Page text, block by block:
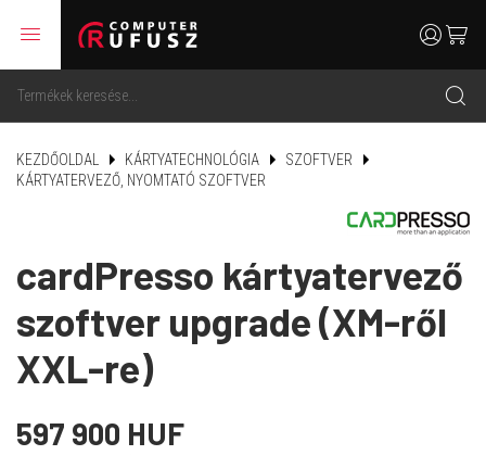
menu
search
usercart
KEZDŐOLDAL KÁRTYATECHNOLÓGIA
SZOFTVER
KÁRTYATERVEZŐ, NYOMTATÓ SZOFTVER
cardPresso kártyatervező
szoftver upgrade (XM-ről
XXL-re)
597 900 HUF